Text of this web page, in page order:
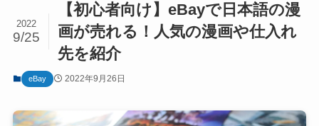
【初心者向け】eBayで日本語の漫
画が売れる！人気の漫画や仕入れ
先を紹介
2022
9/25
eBay 2022年9月26日